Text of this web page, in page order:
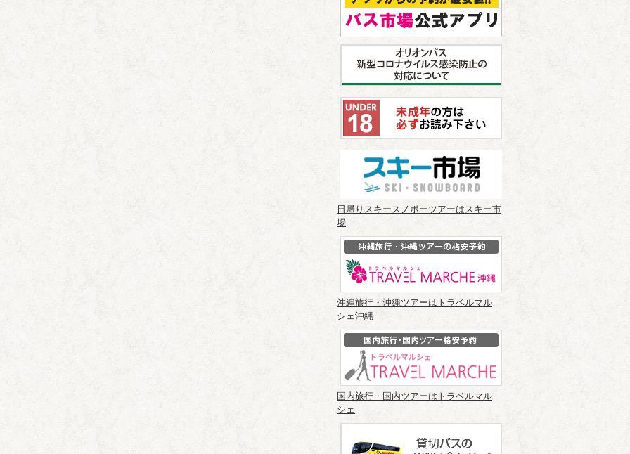
日帰りスキースノボーツアーはスキー市
場
沖縄旅行・沖縄ツアーはトラベルマル
シェ沖縄
国内旅行・国内ツアーはトラベルマル
シェ